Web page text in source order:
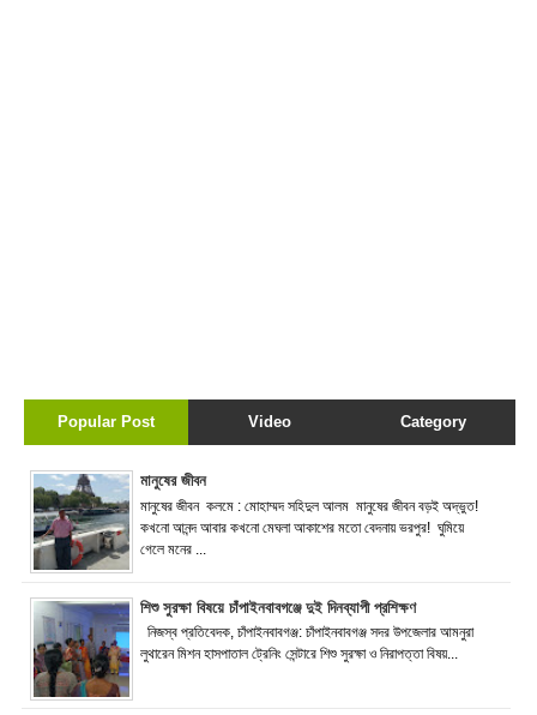
Popular Post Video Category
মানুষের জীবন
মানুষের জীবন কলমে : মোহাম্মদ সহিদুল আলম মানুষের জীবন বড়ই অদ্ভুত!
কখনো আনন্দ আবার কখনো মেঘলা আকাশের মতো বেদনায় ভরপুর! ঘুমিয়ে
গেলে মনের ...
শিশু সুরক্ষা বিষয়ে চাঁপাইনবাবগঞ্জে দুই দিনব্যাপী প্রশিক্ষণ
নিজস্ব প্রতিবেদক, চাঁপাইনবাবগঞ্জ: চাঁপাইনবাবগঞ্জ সদর উপজেলার আমনুরা
লুথারেন মিশন হাসপাতাল ট্রেনিং সেন্টারে শিশু সুরক্ষা ও নিরাপত্তা বিষয়...